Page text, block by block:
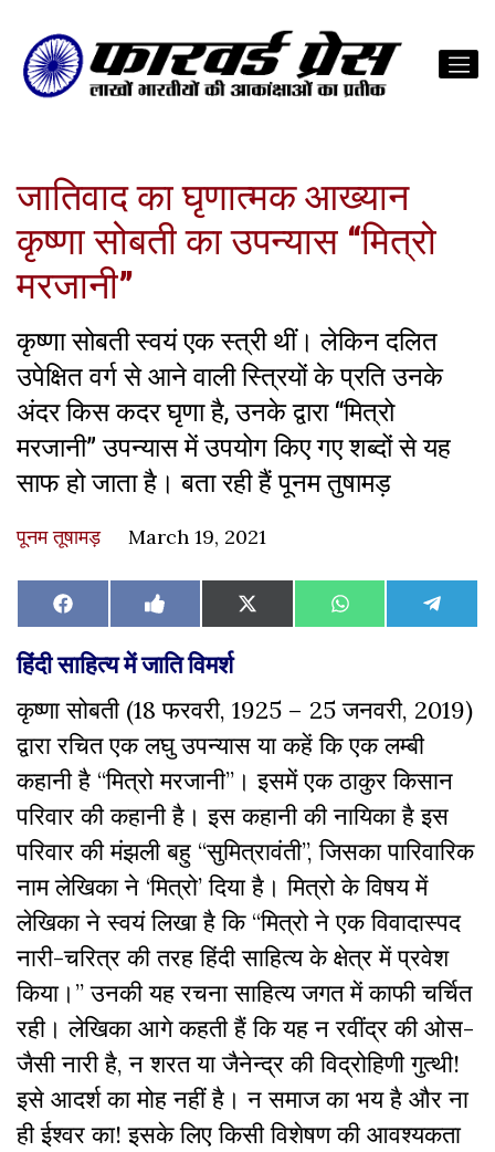
जातिवाद का घृणात्मक आख्यान
कृष्णा सोबती का उपन्यास “मित्रो
मरजानी”
कृष्णा सोबती स्वयं एक स्त्री थीं। लेकिन दलित
उपेक्षित वर्ग से आने वाली स्त्रियों के प्रति उनके
अंदर किस कदर घृणा है, उनके द्वारा “मित्रो
मरजानी” उपन्यास में उपयोग किए गए शब्दों से यह
साफ हो जाता है। बता रही हैं पूनम तुषामड़
पूनम तूषामड़ March 19, 2021
Share
on
Facebook Share
on
Like
on
Facebook
Share
on
X
(Twitter)
Share
on
WhatsAppShare
on
हिंदी साहित्य में जाति विमर्श
कृष्णा सोबती (18 फरवरी, 1925 – 25 जनवरी, 2019)
द्वारा रचित एक लघु उपन्यास या कहें कि एक लम्बी
कहानी है “मित्रो मरजानी”। इसमें एक ठाकुर किसान
परिवार की कहानी है। इस कहानी की नायिका है इस
परिवार की मंझली बहु “सुमित्रावंती”, जिसका पारिवारिक
नाम लेखिका ने ‘मित्रो’ दिया है। मित्रो के विषय में
लेखिका ने स्वयं लिखा है कि “मित्रो ने एक विवादास्पद
नारी-चरित्र की तरह हिंदी साहित्य के क्षेत्र में प्रवेश
किया।” उनकी यह रचना साहित्य जगत में काफी चर्चित
रही। लेखिका आगे कहती हैं कि यह न रवींद्र की ओस-
जैसी नारी है, न शरत या जैनेन्द्र की विद्रोहिणी गुत्थी!
इसे आदर्श का मोह नहीं है। न समाज का भय है और ना
ही ईश्वर का! इसके लिए किसी विशेषण की आवश्यकता